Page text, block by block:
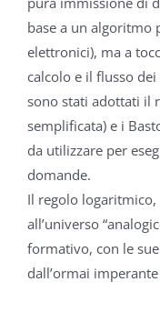
base a un algoritmo
elettronici), ma a
calcolo e il flusso
sono stati adottati il
semplificata) e i
da utilizzare per
domande.
Il regolo logaritmico,
all’universo
formativo, con le
dall’ormai